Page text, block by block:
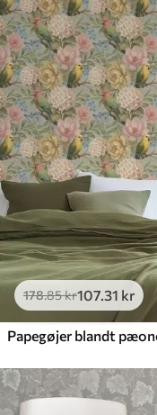
178.85kr107.31 kr